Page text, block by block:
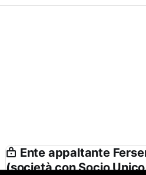
Ente appaltante
(società con Socio